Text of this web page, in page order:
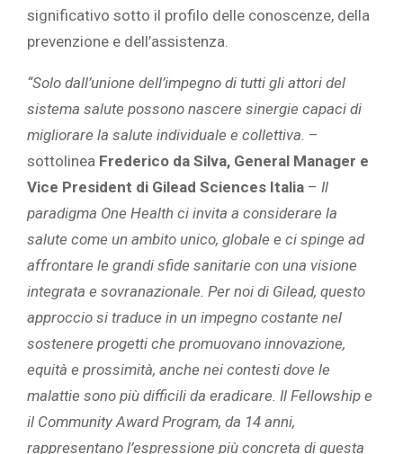
significativo sotto il profilo delle conoscenze, della
prevenzione e dell’assistenza.
“Solo dall’unione dell’impegno di tutti gli attori del
sistema salute possono nascere sinergie capaci di
migliorare la salute individuale e collettiva. –
sottolinea Frederico da Silva, General Manager e
Vice President di Gilead Sciences Italia – Il
paradigma One Health ci invita a considerare la
salute come un ambito unico, globale e ci spinge ad
affrontare le grandi sfide sanitarie con una visione
integrata e sovranazionale. Per noi di Gilead, questo
approccio si traduce in un impegno costante nel
sostenere progetti che promuovano innovazione,
equità e prossimità, anche nei contesti dove le
malattie sono più difficili da eradicare. Il Fellowship e
il Community Award Program, da 14 anni,
rappresentano l’espressione più concreta di questa